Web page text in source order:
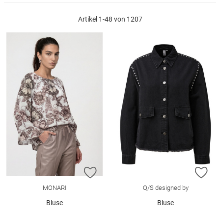
Artikel 1-48 von 1207
ZUR WUNSCHLISTE HINZUFÜGEN
MONARI
Bluse
Q/S designed by
Bluse